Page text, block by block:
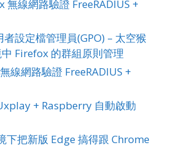
無線網路驗證 FreeRADIUS +
設定檔管理員(GPO) – 太空猴
Firefox 的群組原則管理
線網路驗證 FreeRADIUS +
+ Raspberry 自動啟動
下把新版 Edge 搞得跟 Chrome